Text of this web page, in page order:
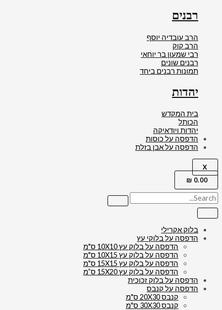
רבנים
הרב עובדיה יוסף
הרב קוק
רבי שמעון בר יוחאי
רבנים שונים
תמונות רבנים ביחד
יהדות
בית המקדש
הכותל
יהדות ויודאיקה
הדפסה על כוסות
הדפסה על אבן בזלת
X
0.00
₪
בלוק אקרילי
הדפסה על בלוקי עץ
הדפסה על בלוק עץ 10X10 ס"מ
הדפסה על בלוק עץ 10X15 ס"מ
הדפסה על בלוק עץ 15X15 ס"מ
הדפסה על בלוק עץ 15X20 ס”מ
הדפסה על בלוק זכוכית
הדפסה על קנבס
קנבס 20X30 ס"מ
קנבס 30X30 ס"מ